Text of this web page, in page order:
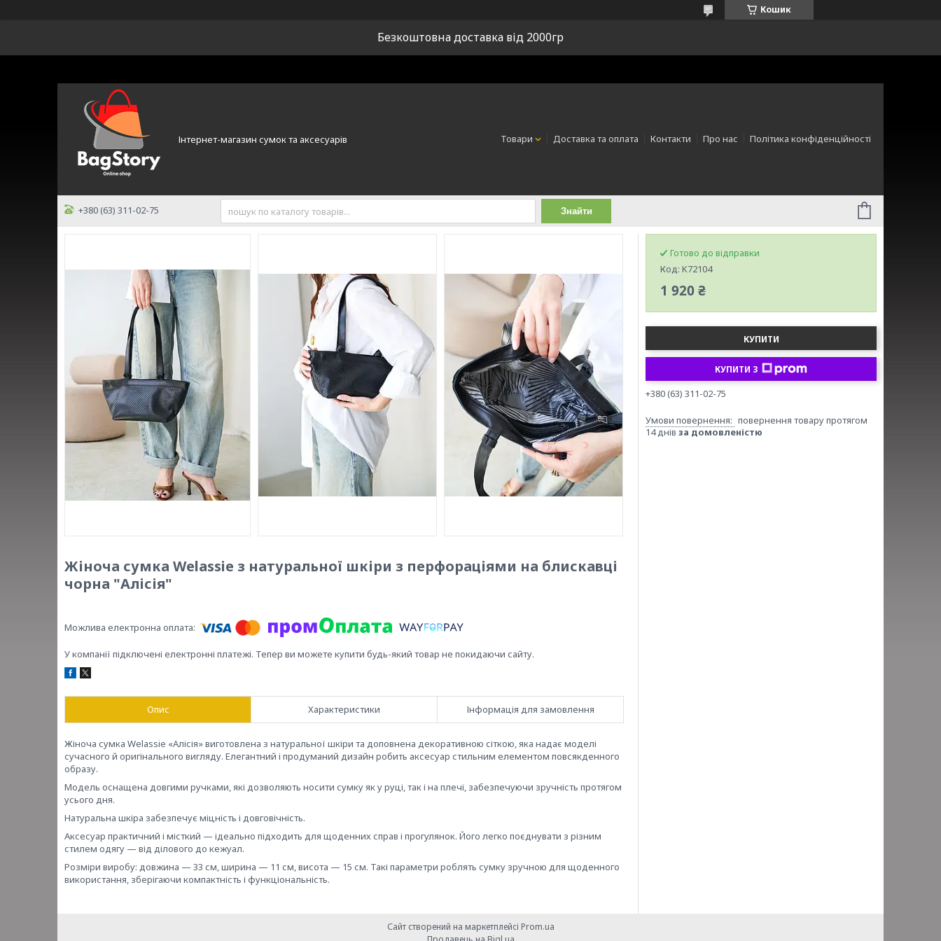
Кошик
Безкоштовна доставка від 2000гр
Інтернет-магазин сумок та аксесуарів Товари Доставка та оплата Контакти Про нас Політика конфіденційності
+380 (63) 311-02-75 Знайти
Жіноча сумка Welassie з натуральної шкіри з перфораціями на блискавці
чорна "Алісія"
У компанії підключені електронні платежі. Тепер ви можете купити будь-який товар не покидаючи сайту.
Опис Характеристики Інформація для замовлення
Жіноча сумка Welassie «Алісія» виготовлена з натуральної шкіри та доповнена декоративною сіткою, яка надає моделі
сучасного й оригінального вигляду. Елегантний і продуманий дизайн робить аксесуар стильним елементом повсякденного
образу.
Модель оснащена довгими ручками, які дозволяють носити сумку як у руці, так і на плечі, забезпечуючи зручність протягом
усього дня.
Натуральна шкіра забезпечує міцність і довговічність.
Аксесуар практичний і місткий — ідеально підходить для щоденних справ і прогулянок. Його легко поєднувати з різним
стилем одягу — від ділового до кежуал.
Розміри виробу: довжина — 33 см, ширина — 11 см, висота — 15 см. Такі параметри роблять сумку зручною для щоденного
використання, зберігаючи компактність і функціональність.
Готово до відправки
Код: K72104
1 920 ₴
КУПИТИ
КУПИТИ З
+380 (63) 311-02-75
повернення товару протягом
14 днів за домовленістю
Сайт створений на маркетплейсі Prom.ua